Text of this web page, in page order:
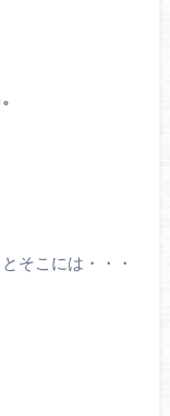
そこには・・・